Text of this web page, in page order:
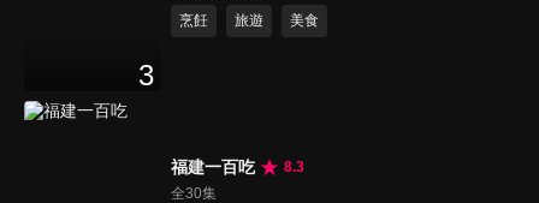
3
烹飪
旅遊 美食
福建一百吃
8.3
全30集